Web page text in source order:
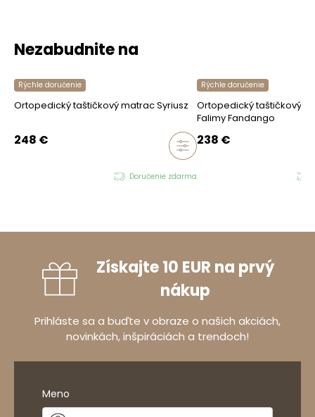
Nezabudnite na
Rýchle doručenie
Ortopedický taštičkový matrac Syriusz
248 €
Doručenie zdarma
Rýchle doručenie
Ortopedický taštičkový
Falimy Fandango
238 €
Získajte 10 EUR na prvý
nákup
Prihláste sa a buďte v obraze o našich akciách,
novinkách, inšpiráciách a trendoch!
Meno